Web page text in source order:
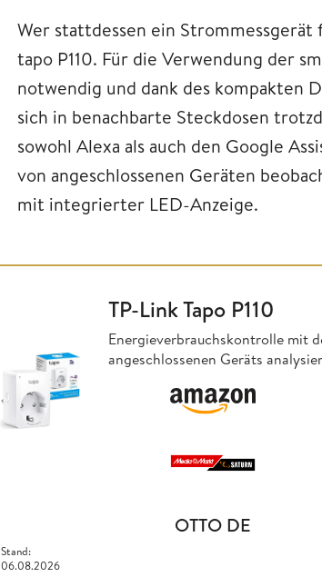
Wer stattdessen ein
tapo P110. Für die Verwendung der
notwendig und dank des kompakten
sich in benachbarte Steckdosen
sowohl Alexa als auch den Google
von angeschlossenen Geräten
mit integrierter LED-Anzeige.
Stand:
06.08.2026
TP-Link Tapo P110
Energieverbrauchskontrolle mit
angeschlossenen Geräts
OTTO DE